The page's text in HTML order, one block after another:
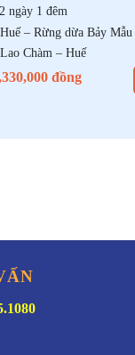
2 ngày 1 đêm
Huế – Rừng dừa Bảy
Chàm – Huế
đồng